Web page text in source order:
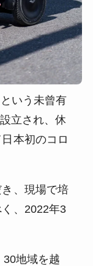
いう未曾有
立され、休
本初のコロ
、現場で培
、2022年3
地域を越